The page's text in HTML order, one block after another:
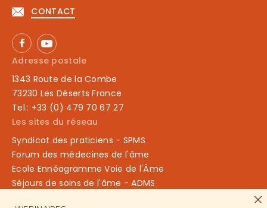
CONTACT
Adresse postale
1343 Route de la Combe
73230 Les Déserts France
Tel.: +33 (0) 479 70 67 27
Les sites du réseau
Syndicat des praticiens - SPMS
Forum des médecines de l'âme
Ecole Ennéagramme Voie de l'Âme
Séjours de soins de l'âme - ADMS